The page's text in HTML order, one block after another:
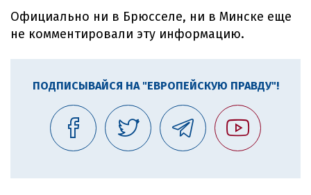
Официально ни в Брюсселе, ни в Минске еще
не комментировали эту информацию.
ПОДПИСЫВАЙСЯ НА "ЕВРОПЕЙСКУЮ ПРАВДУ"!